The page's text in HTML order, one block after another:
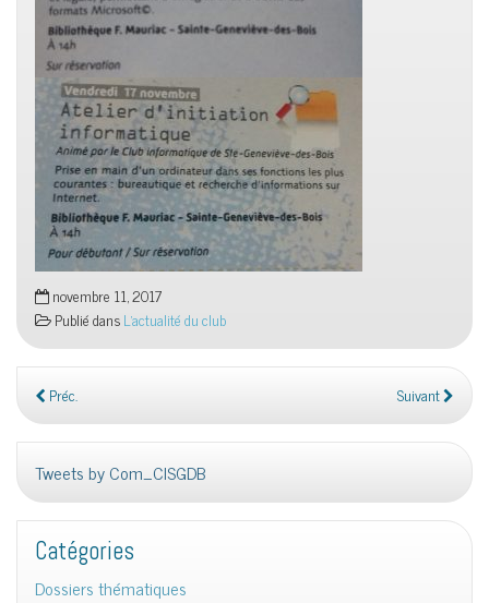
novembre 11, 2017
Publié dansL'actualité du club
Préc. Suivant
Tweets by Com_CISGDB
Catégories
Dossiers thématiques